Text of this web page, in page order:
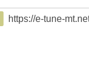
https://e-tune-